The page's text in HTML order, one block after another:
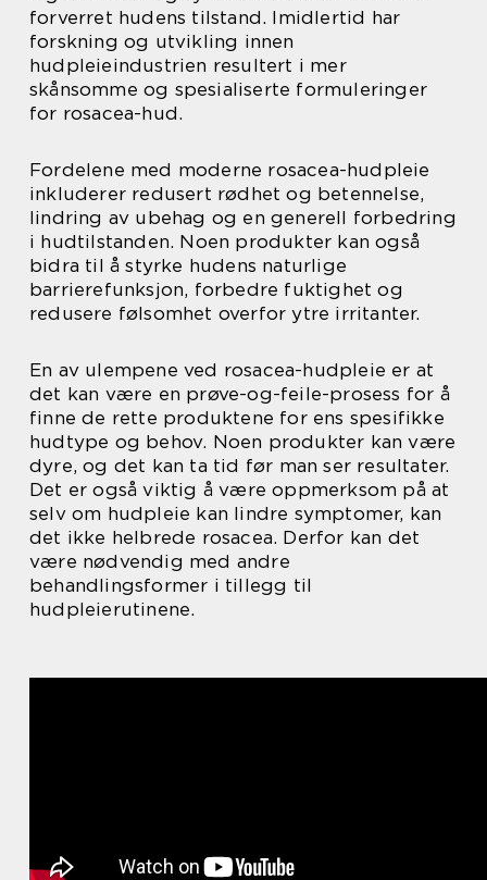
forverret hudens tilstand. Imidlertid har
forskning og utvikling innen
hudpleieindustrien resultert i mer
skånsomme og spesialiserte formuleringer
for rosacea-hud.
Fordelene med moderne rosacea-hudpleie
inkluderer redusert rødhet og betennelse,
lindring av ubehag og en generell forbedring
i hudtilstanden. Noen produkter kan også
bidra til å styrke hudens naturlige
barrierefunksjon, forbedre fuktighet og
redusere følsomhet overfor ytre irritanter.
En av ulempene ved rosacea-hudpleie er at
det kan være en prøve-og-feile-prosess for å
finne de rette produktene for ens spesifikke
hudtype og behov. Noen produkter kan være
dyre, og det kan ta tid før man ser resultater.
Det er også viktig å være oppmerksom på at
selv om hudpleie kan lindre symptomer, kan
det ikke helbrede rosacea. Derfor kan det
være nødvendig med andre
behandlingsformer i tillegg til
hudpleierutinene.